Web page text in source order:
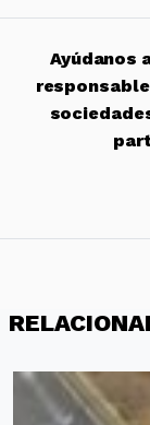
Ayúdanos